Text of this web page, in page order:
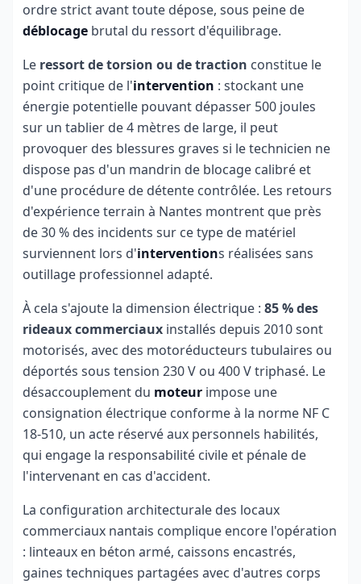
ordre strict avant toute dépose, sous peine de
déblocage brutal du ressort d'équilibrage.
Le ressort de torsion ou de traction constitue le
point critique de l'intervention : stockant une
énergie potentielle pouvant dépasser 500 joules
sur un tablier de 4 mètres de large, il peut
provoquer des blessures graves si le technicien ne
dispose pas d'un mandrin de blocage calibré et
d'une procédure de détente contrôlée. Les retours
d'expérience terrain à Nantes montrent que près
de 30 % des incidents sur ce type de matériel
surviennent lors d'interventions réalisées sans
outillage professionnel adapté.
À cela s'ajoute la dimension électrique : 85 % des
rideaux commerciaux installés depuis 2010 sont
motorisés, avec des motoréducteurs tubulaires ou
déportés sous tension 230 V ou 400 V triphasé. Le
désaccouplement du moteur impose une
consignation électrique conforme à la norme NF C
18-510, un acte réservé aux personnels habilités,
qui engage la responsabilité civile et pénale de
l'intervenant en cas d'accident.
La configuration architecturale des locaux
commerciaux nantais complique encore l'opération
: linteaux en béton armé, caissons encastrés,
gaines techniques partagées avec d'autres corps